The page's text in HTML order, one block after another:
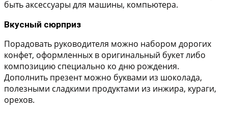
быть аксессуары для машины, компьютера.
Вкусный сюрприз
Порадовать руководителя можно набором дорогих
конфет, оформленных в оригинальный букет либо
композицию специально ко дню рождения.
Дополнить презент можно буквами из шоколада,
полезными сладкими продуктами из инжира, кураги,
орехов.